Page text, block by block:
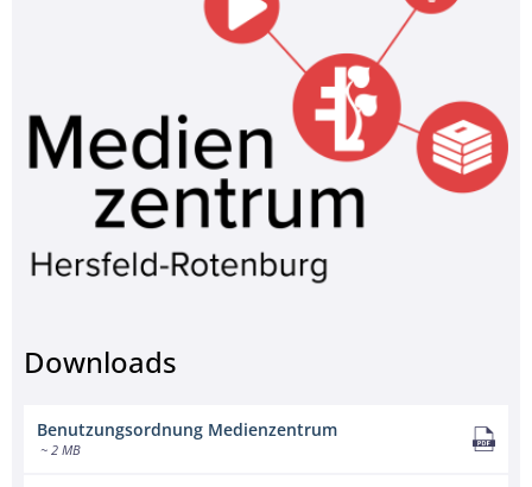
© Morakot - stock.adobe.com
Downloads
Benutzungsordnung Medienzentrum
~ 2 MB